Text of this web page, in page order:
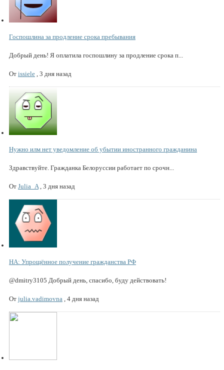
Госпошлина за продление срока пребывания
Добрый день! Я оплатила госпошлину за продление срока п...
От issiele 3 дня назад
Нужно илм нет уведомление об убытии иностранного гражданина
Здравствуйте. Гражданка Белоруссии работает по срочн...
От Julia_A 3 дня назад
НА: Упрощённое получение гражданства РФ
@dmitry3105 Добрый день, спасибо, буду действовать!
От julia.vadimovna 4 дня назад